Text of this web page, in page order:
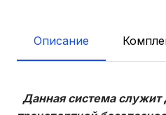
Описание
Данная система служит